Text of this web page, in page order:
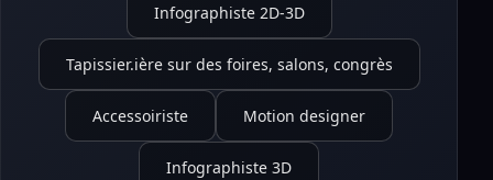
Infographiste 2D-3D
Tapissier.ière sur des foires, salons, congrès
Accessoiriste Motion designer
Infographiste 3D